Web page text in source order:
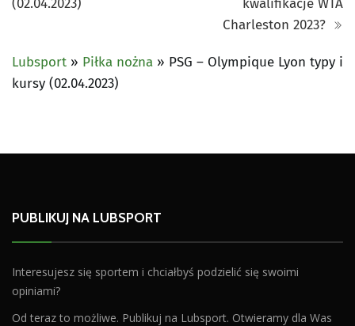
(02.04.2023)
kwalifikacje WTA
Charleston 2023?
Lubsport » Piłka nożna » PSG – Olympique Lyon typy i
kursy (02.04.2023)
PUBLIKUJ NA LUBSPORT
Interesujesz się sportem i chciałbyś podzielić się swoimi
opiniami?
Od teraz to możliwe. Publikuj na Lubsport. Otwieramy dla Was